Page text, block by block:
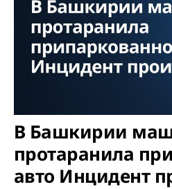
В Башкирии
протаранила
авто Инцидент